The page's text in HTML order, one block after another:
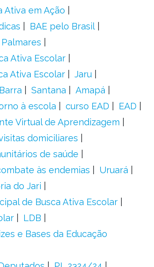
Ativa em Ação
BAE pelo Brasil
Palmares
Ativa Escolar
Ativa Escolar
Jaru
Santana
Amapá
à escola curso EAD
EAD
Virtual de Aprendizagem
domiciliares
de saúde
às endemias
Uruará
do Jari
de Busca Ativa Escolar
LDB
e Bases da Educação